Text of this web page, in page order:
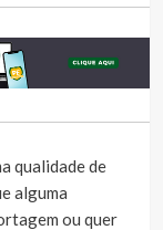
qualidade de
alguma
ou quer